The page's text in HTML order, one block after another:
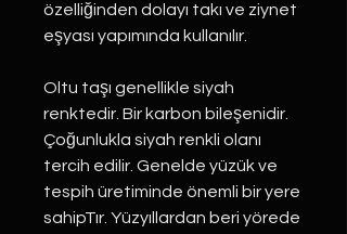
özelliğinden dolayı takı ve ziynet
eşyası yapımında kullanılır.
Oltu taşı genellikle siyah
renktedir. Bir karbon bileşenidir.
Çoğunlukla siyah renkli olanı
tercih edilir. Genelde yüzük ve
tespih üretiminde önemli bir yere
sahipTır. Yüzyıllardan beri yörede